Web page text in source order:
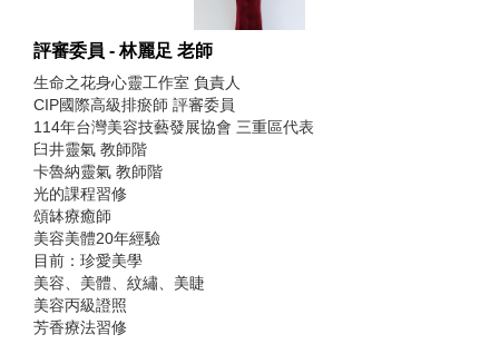
評審委員 - 林麗足 老師
生命之花身心靈工作室 負責人
CIP國際高級排瘀師 評審委員
114年台灣美容技藝發展協會 三重區代表
臼井靈氣 教師階
卡魯納靈氣 教師階
光的課程習修
頌缽療癒師
美容美體20年經驗
目前：珍愛美學
美容、美體、紋繡、美睫
美容丙級證照
芳香療法習修